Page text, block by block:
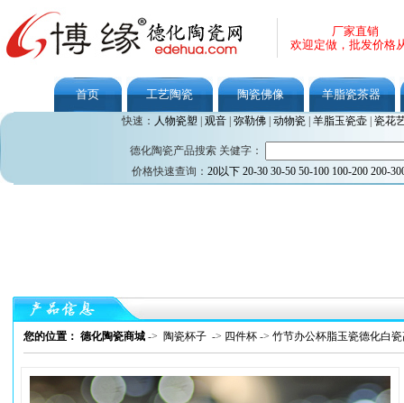
厂家直销
欢迎定做，批发价格
首页 工艺陶瓷 陶瓷佛像 羊脂瓷茶器
快速： 人物瓷塑 观音| 弥勒佛| 动物瓷| 羊脂玉瓷壶| 瓷花
德化陶瓷产品搜索 关健字：
价格快速查询： 20以下 20-30 30-50 50-100 100-200 200-
您的位置： 德化陶瓷商城 -> 陶瓷杯子 -> 四件杯 -> 竹节办公杯脂玉瓷德化白